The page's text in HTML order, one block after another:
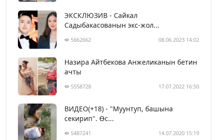
ЭКСКЛЮЗИВ - Сайкал
Садыбакасованын экс-жол...
5662662 08.06.2023 14:02
Назира Айтбекова Анжеликанын бетин
ачты
5558728 17.07.2022 16:50
ВИДЕО(+18) - "Муунтуп, башына
секирип". Өс...
5487241 14.07.2020 15:19